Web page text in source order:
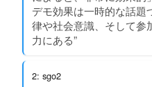
デモ効果は一時的な話題
律や社会意識、そして参
力にある”
2: sgo2